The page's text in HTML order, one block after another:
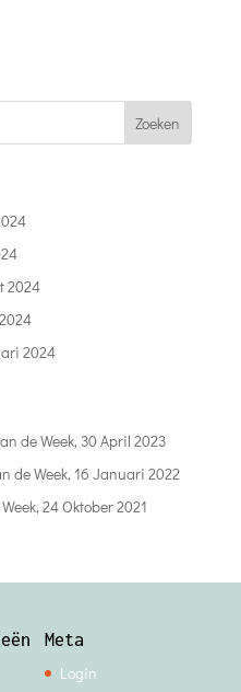
2024
2024
de Week, 30 April 2023
de Week, 16 Januari 2022
24 Oktober 2021
Meta
Login